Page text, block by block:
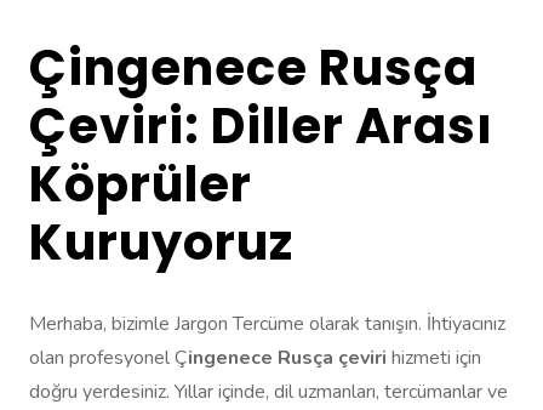
Çingenece Rusça
Çeviri: Diller Arası
Köprüler
Kuruyoruz
Merhaba, bizimle Jargon Tercüme olarak tanışın. İhtiyacınız
olan profesyonel Çingenece Rusça çeviri hizmeti için
doğru yerdesiniz. Yıllar içinde, dil uzmanları, tercümanlar ve